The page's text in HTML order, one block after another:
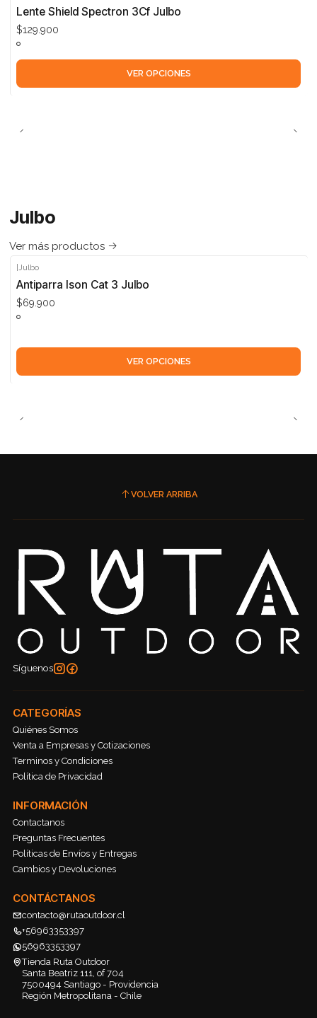
Lente Shield Spectron 3Cf Julbo
$129.900
VER OPCIONES
Julbo
Ver más productos
|Julbo
Antiparra Ison Cat 3 Julbo
$69.900
VER OPCIONES
VOLVER ARRIBA
Síguenos
CATEGORÍAS
Quiénes Somos
Venta a Empresas y Cotizaciones
Terminos y Condiciones
Política de Privacidad
INFORMACIÓN
Contactanos
Preguntas Frecuentes
Políticas de Envíos y Entregas
Cambios y Devoluciones
CONTÁCTANOS
contacto@rutaoutdoor.cl
+56963353397
56963353397
Tienda Ruta Outdoor
Santa Beatriz 111, of 704
7500494 Santiago - Providencia
Región Metropolitana - Chile